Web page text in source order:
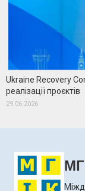
Ukraine Recovery
реалізації проєктів
29.06.2026